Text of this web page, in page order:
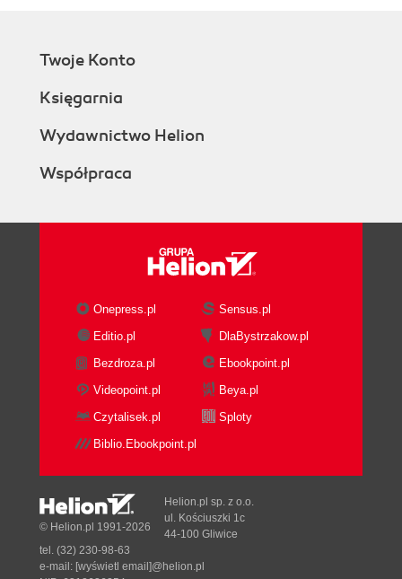
Twoje Konto
Księgarnia
Wydawnictwo Helion
Współpraca
Onepress.pl
Sensus.pl
Editio.pl
DlaBystrzakow.pl
Bezdroza.pl
Ebookpoint.pl
Videopoint.pl
Beya.pl
Czytalisek.pl
Sploty
Biblio.Ebookpoint.pl
© Helion.pl 1991-2026
Helion.pl sp. z o.o.
ul. Kościuszki 1c
44-100 Gliwice
tel. (32) 230-98-63
e-mail: [wyświetl email]@helion.pl